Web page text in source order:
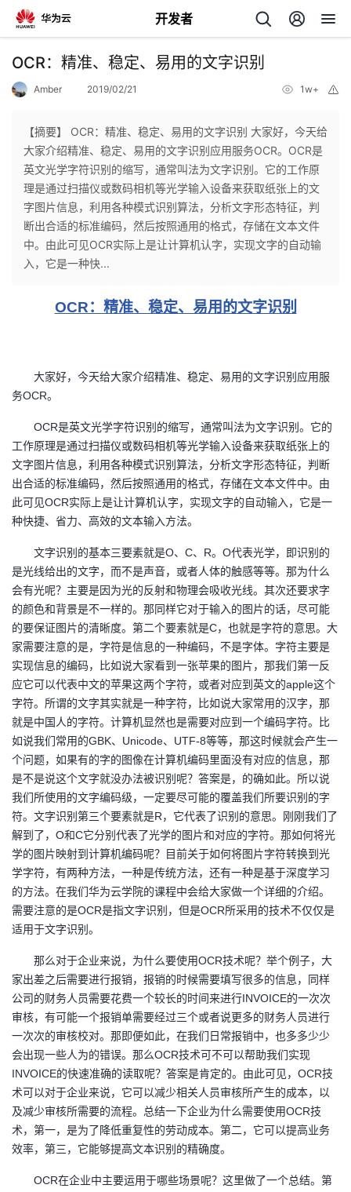
开发者
返
个
人
主
我
的
的
博
客
我
的
论
坛
我
的
圈
子
我
的
直
播
我
的
活
动
我
的
关
注
我
的
开
发
者
学
堂
我
课
程
的
认
证
我
的
实
验
我
的
收
藏
我
的
Programs
我
的
支
持
我
的
术
支
持
我
云
声
建
议
OCR：精准、稳定、易用的文字识别
Amber 2019/02/21 1w+
【摘要】 OCR：精准、稳定、易用的文字识别 大家好，今天给
大家介绍精准、稳定、易用的文字识别应用服务OCR。OCR是
英文光学字符识别的缩写，通常叫法为文字识别。它的工作原
理是通过扫描仪或数码相机等光学输入设备来获取纸张上的文
字图片信息，利用各种模式识别算法，分析文字形态特征，判
断出合适的标准编码，然后按照通用的格式，存储在文本文件
中。由此可见OCR实际上是让计算机认字，实现文字的自动输
入，它是一种快...
OCR：精准、稳定、易用的文字识别
大家好，今天给大家介绍精准、稳定、易用的文字识别应用服
务OCR。
OCR是英文光学字符识别的缩写，通常叫法为文字识别。它的
工作原理是通过扫描仪或数码相机等光学输入设备来获取纸张上的
文字图片信息，利用各种模式识别算法，分析文字形态特征，判断
出合适的标准编码，然后按照通用的格式，存储在文本文件中。由
此可见OCR实际上是让计算机认字，实现文字的自动输入，它是一
种快捷、省力、高效的文本输入方法。
文字识别的基本三要素就是O、C、R。O代表光学，即识别的
是光线给出的文字，而不是声音，或者人体的触感等等。那为什么
会有光呢？主要是因为光的反射和物理会吸收光线。其次还要求字
的颜色和背景是不一样的。那同样它对于输入的图片的话，尽可能
的要保证图片的清晰度。第二个要素就是C，也就是字符的意思。大
家需要注意的是，字符是信息的一种编码，不是字体。字符主要是
实现信息的编码，比如说大家看到一张苹果的图片，那我们第一反
应它可以代表中文的苹果这两个字符，或者对应到英文的apple这个
字符。所谓的文字其实就是一种字符，比如说大家常用的汉字，那
就是中国人的字符。计算机显然也是需要对应到一个编码字符。比
如说我们常用的GBK、Unicode、UTF-8等等，那这时候就会产生一
个问题，如果有的字的图像在计算机编码里面没有对应的信息，那
是不是说这个文字就没办法被识别呢？答案是，的确如此。所以说
我们所使用的文字编码级，一定要尽可能的覆盖我们所要识别的字
符。文字识别第三个要素就是R，它代表了识别的意思。刚刚我们了
解到了，O和C它分别代表了光学的图片和对应的字符。那如何将光
学的图片映射到计算机编码呢？目前关于如何将图片字符转换到光
学字符，有两种方法，一种是传统方法，还有一种是基于深度学习
的方法。在我们华为云学院的课程中会给大家做一个详细的介绍。
需要注意的是OCR是指文字识别，但是OCR所采用的技术不仅仅是
适用于文字识别。
那么对于企业来说，为什么要使用OCR技术呢？举个例子，大
家出差之后需要进行报销，报销的时候需要填写很多的信息，同样
公司的财务人员需要花费一个较长的时间来进行INVOICE的一次次
审核，有可能一个报销单需要经过三个或者说更多的财务人员进行
一次次的审核校对。那即便如此，在我们日常报销中，也多多少少
会出现一些人为的错误。那么OCR技术可不可以帮助我们实现
INVOICE的快速准确的读取呢？答案是肯定的。由此可见，OCR技
术可以对于企业来说，它可以减少相关人员审核所产生的成本，以
及减少审核所需要的流程。总结一下企业为什么需要使用OCR技
术，第一，是为了降低重复性的劳动成本。第二，它可以提高业务
效率，第三，它能够提高文本识别的精确度。
OCR在企业中主要运用于哪些场景呢？这里做了一个总结。第